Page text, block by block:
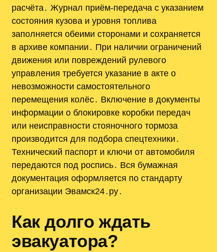
расчёта․ Журнал приём-передача с указанием
состояния кузова и уровня топлива
заполняется обеими сторонами и сохраняется
в архиве компании․ При наличии ограничений
движения или повреждений рулевого
управления требуется указание в акте о
невозможности самостоятельного
перемещения колёс․ Включение в документы
информации о блокировке коробки передач
или неисправности стояночного тормоза
производится для подбора спецтехники․
Технический паспорт и ключи от автомобиля
передаются под роспись․ Вся бумажная
документация оформляется по стандарту
организации Эвамск24․ру․
Как долго ждать
эвакуатора?